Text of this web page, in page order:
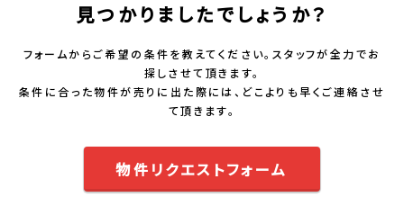
見つかりましたでしょうか？
フォームからご希望の条件を教えてください。スタッフが全力でお
探しさせて頂きます。
条件に合った物件が売りに出た際には、どこよりも早くご連絡させ
て頂きます。
物件リクエストフォーム